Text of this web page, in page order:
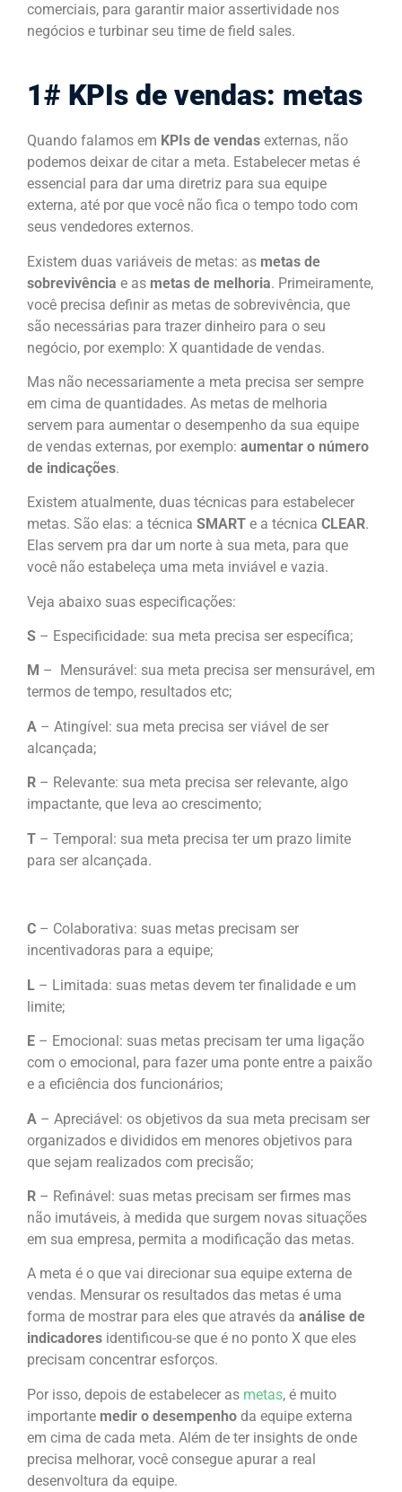
comerciais, para garantir maior assertividade nos
negócios e turbinar seu time de field sales.
1# KPIs de vendas: metas
Quando falamos em KPIs de vendas externas, não
podemos deixar de citar a meta. Estabelecer metas é
essencial para dar uma diretriz para sua equipe
externa, até por que você não fica o tempo todo com
seus vendedores externos.
Existem duas variáveis de metas: as metas de
sobrevivência e as metas de melhoria. Primeiramente,
você precisa definir as metas de sobrevivência, que
são necessárias para trazer dinheiro para o seu
negócio, por exemplo: X quantidade de vendas.
Mas não necessariamente a meta precisa ser sempre
em cima de quantidades. As metas de melhoria
servem para aumentar o desempenho da sua equipe
de vendas externas, por exemplo: aumentar o número
de indicações.
Existem atualmente, duas técnicas para estabelecer
metas. São elas: a técnica SMART e a técnica CLEAR.
Elas servem pra dar um norte à sua meta, para que
você não estabeleça uma meta inviável e vazia.
Veja abaixo suas especificações:
S – Especificidade: sua meta precisa ser específica;
M – Mensurável: sua meta precisa ser mensurável, em
termos de tempo, resultados etc;
A – Atingível: sua meta precisa ser viável de ser
alcançada;
R – Relevante: sua meta precisa ser relevante, algo
impactante, que leva ao crescimento;
T – Temporal: sua meta precisa ter um prazo limite
para ser alcançada.
C – Colaborativa: suas metas precisam ser
incentivadoras para a equipe;
L – Limitada: suas metas devem ter finalidade e um
limite;
E – Emocional : suas metas precisam ter uma ligação
com o emocional, para fazer uma ponte entre a paixão
e a eficiência dos funcionários;
A – Apreciável: os objetivos da sua meta precisam ser
organizados e divididos em menores objetivos para
que sejam realizados com precisão;
R – Refinável: suas metas precisam ser firmes mas
não imutáveis, à medida que surgem novas situações
em sua empresa, permita a modificação das metas.
A meta é o que vai direcionar sua equipe externa de
vendas. Mensurar os resultados das metas é uma
forma de mostrar para eles que através da análise de
indicadores identificou-se que é no ponto X que eles
precisam concentrar esforços.
Por isso, depois de estabelecer as metas, é muito
importante medir o desempenho da equipe externa
em cima de cada meta. Além de ter insights de onde
precisa melhorar, você consegue apurar a real
desenvoltura da equipe.